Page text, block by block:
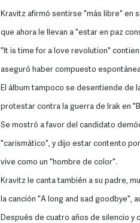
Kravitz afirmó sentirse "más libre" en
que ahora le llevan a "estar en paz
"It is time for a love revolution"
aseguró haber compuesto
El álbum tampoco se desentiende de
protestar contra la guerra de Irak en
Se mostró a favor del candidato
"carismático", y dijo estar contento
vive como un "hombre de color".
Kravitz le canta también a su padre,
la canción "A long and sad goodbye",
Después de cuatro años de silencio y